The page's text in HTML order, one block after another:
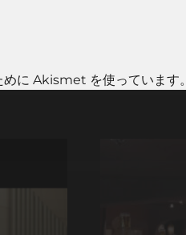
に Akismet を使っています。